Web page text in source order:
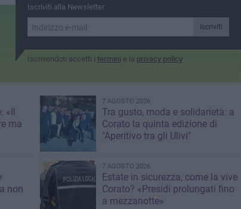
Iscriviti alla Newsletter
Iscriviti
Iscrivendoti accetti i termini e la privacy policy
«Il
ma
7 AGOSTO 2026
Tra gusto, moda e solidarietà: a
Corato la quinta edizione di
"Aperitivo tra gli Ulivi"
non
7 AGOSTO 2026
Estate in sicurezza, come la vive
Corato? «Presidi prolungati fino
a mezzanotte»